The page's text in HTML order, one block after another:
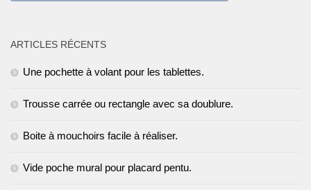
ARTICLES RÉCENTS
Une pochette à volant pour les tablettes.
Trousse carrée ou rectangle avec sa doublure.
Boite à mouchoirs facile à réaliser.
Vide poche mural pour placard pentu.